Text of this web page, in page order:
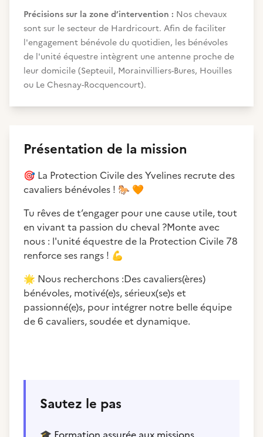
Précisions sur la zone d’intervention : Nos chevaux
sont sur le secteur de Hardricourt. Afin de faciliter
l'engagement bénévole du quotidien, les bénévoles
de l'unité équestre intègrent une antenne proche de
leur domicile (Septeuil, Morainvilliers-Bures, Houilles
ou Le Chesnay-Rocquencourt).
Présentation de la mission
🎯 La Protection Civile des Yvelines recrute des
cavaliers bénévoles ! 🐎 🧡
Tu rêves de t’engager pour une cause utile, tout
en vivant ta passion du cheval ?Monte avec
nous : l'unité équestre de la Protection Civile 78
renforce ses rangs ! 💪
🌟 Nous recherchons :Des cavaliers(ères)
bénévoles, motivé(e)s, sérieux(se)s et
passionné(e)s, pour intégrer notre belle équipe
de 6 cavaliers, soudée et dynamique.
Sautez le pas